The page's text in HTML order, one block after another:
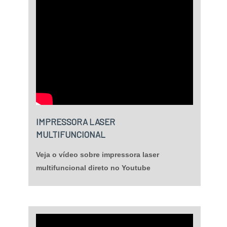
IMPRESSORA LASER
MULTIFUNCIONAL
Veja o vídeo sobre impressora laser
multifuncional direto no Youtube